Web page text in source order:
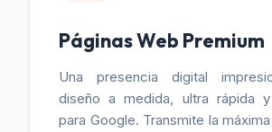
Páginas Web Premium
Una presencia digital
diseño a medida, ultra rápida y
para Google. Transmite la